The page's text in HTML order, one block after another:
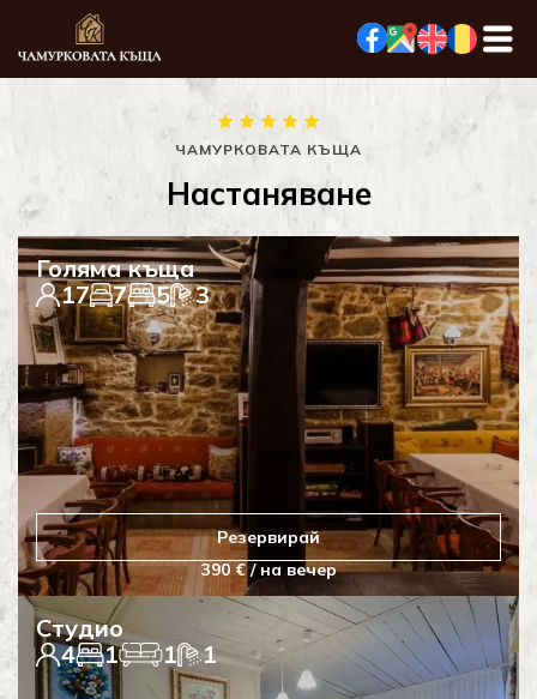
ЧАМУРКОВАТА КЪЩА
Настаняване
Голяма къща
17
7 5 3
Резервирай
390 € / на вечер
Студио
4
1 1 1